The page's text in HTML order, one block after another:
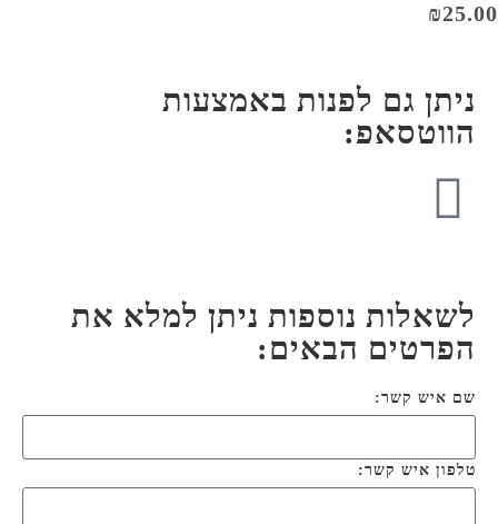
₪25.00
לשאלות נוספות ניתן למלא את
הפרטים הבאים:
שם איש קשר:
טלפון איש קשר:
ניתן גם לפנות באמצעות
הווטסאפ: